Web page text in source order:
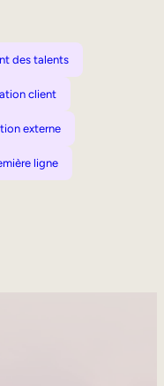
des talents
client
externe
ligne